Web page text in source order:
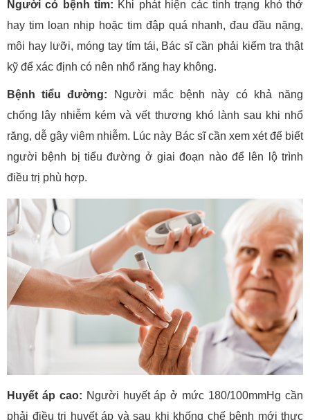
Người có bệnh tim: Khi phát hiện các tình trạng khó thở
hay tim loạn nhịp hoặc tim đập quá nhanh, đau đầu nặng,
môi hay lưỡi, móng tay tím tái, Bác sĩ cần phải kiểm tra thật
kỹ để xác định có nên nhổ răng hay không.
Bệnh tiểu đường: Người mắc bệnh này có khả năng
chống lây nhiễm kém và vết thương khó lành sau khi nhổ
răng, dễ gây viêm nhiễm. Lúc này Bác sĩ cần xem xét để biết
người bệnh bị tiểu đường ở giai đoạn nào để lên lộ trình
điều trị phù hợp.
Huyết áp cao: Người huyết áp ở mức 180/100mmHg cần
phải điều trị huyết áp và sau khi khống chế bệnh mới thực